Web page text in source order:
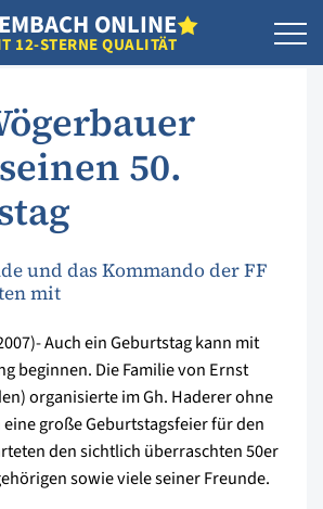
EMBACH ONLINE
12-STERNE QUALITÄT
50.
und das Kommando der FF
mit
Auch ein Geburtstag kann mit
beginnen. Die Familie von Ernst
organisierte im Gh. Haderer ohne
große Geburtstagsfeier für den
den sichtlich überraschten 50er
sowie viele seiner Freunde.